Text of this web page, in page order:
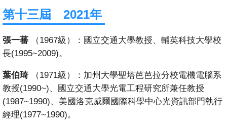
所
學
術
演
講
第十三屆 2021年
張一蕃 （1967級）：國立交通大學教授、輔英科技大學校
長(1995~2009)。
葉伯琦
（1971級）：加州大學聖塔芭芭拉分校電機電腦系
教授(1990~)、國立交通大學光電工程研究所兼任教授
(1987~1990)、美國洛克威爾國際科學中心光資訊部門執行
經理(1977~1990)。